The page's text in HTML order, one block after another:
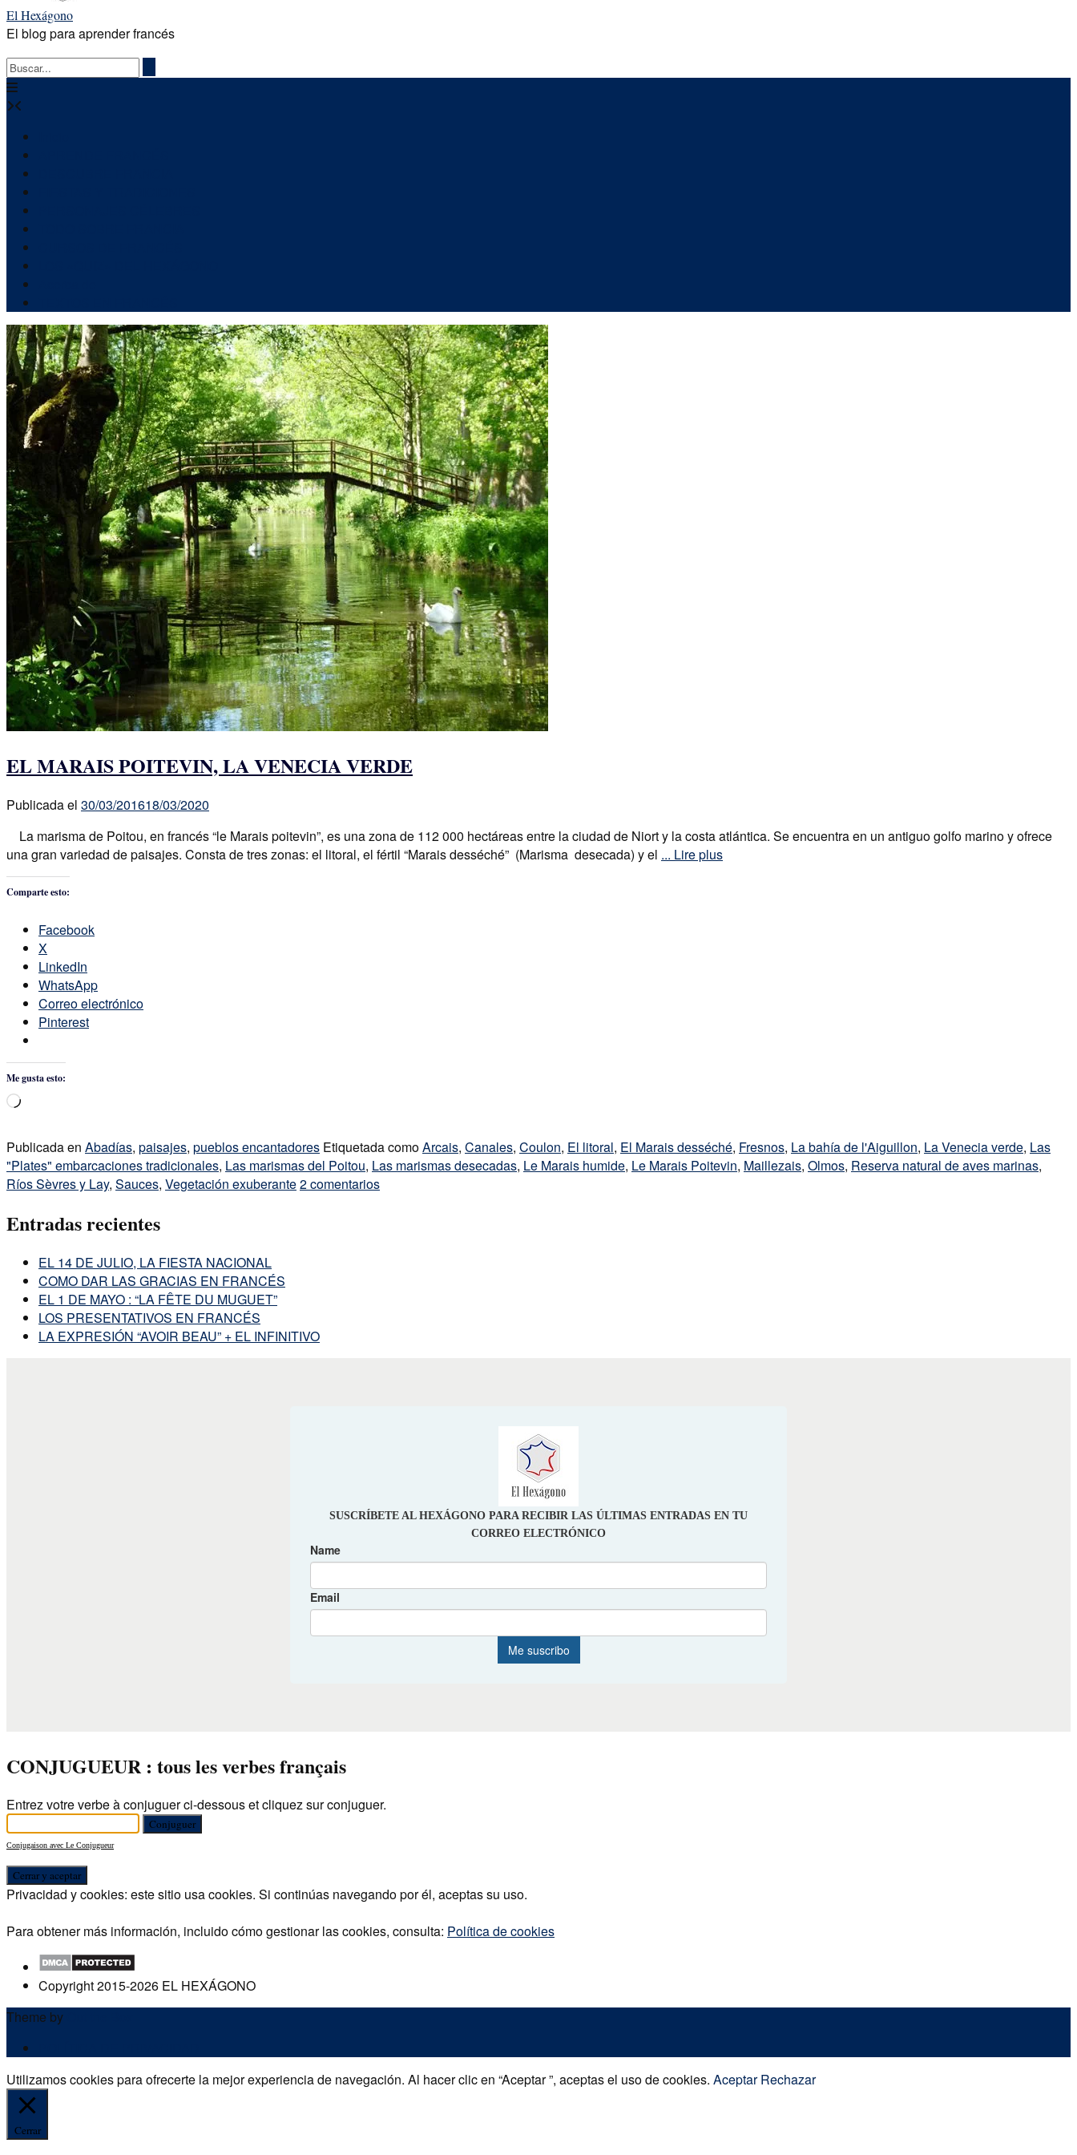
El Hexágono
El blog para aprender francés
EL MARAIS POITEVIN, LA VENECIA VERDE
Publicada el 30/03/201618/03/2020
La marisma de Poitou, en francés “le Marais poitevin”, es una zona de 112 000 hectáreas entre la ciudad de Niort y la costa atlántica. Se encuentra en un antiguo golfo marino y ofrece
una gran variedad de paisajes. Consta de tres zonas: el litoral, el fértil “Marais desséché” (Marisma desecada) y el ... Lire plus
Comparte esto:
Facebook
X
LinkedIn
WhatsApp
Correo electrónico
Pinterest
Me gusta esto:
Cargando...
Publicada en Abadías, paisajes, pueblos encantadores Etiquetada comoArcais, Canales, Coulon, El litoral, El Marais desséché, Fresnos, La bahía de l'Aiguillon, La Venecia verde, Las
"Plates" embarcaciones tradicionales, Las marismas del Poitou, Las marismas desecadas, Le Marais humide, Le Marais Poitevin, Maillezais, Olmos, Reserva natural de aves marinas,
Ríos Sèvres y Lay, Sauces, Vegetación exuberante2 comentarios
Entradas recientes
EL 14 DE JULIO, LA FIESTA NACIONAL
COMO DAR LAS GRACIAS EN FRANCÉS
EL 1 DE MAYO : “LA FÊTE DU MUGUET”
LOS PRESENTATIVOS EN FRANCÉS
LA EXPRESIÓN “AVOIR BEAU” + EL INFINITIVO
CONJUGUEUR : tous les verbes français
Entrez votre verbe à conjuguer ci-dessous et cliquez sur conjuguer.
Conjugaison avec Le Conjugueur
Privacidad y cookies: este sitio usa cookies. Si continúas navegando por él, aceptas su uso.
Para obtener más información, incluido cómo gestionar las cookies, consulta: Política de cookies
Copyright 2015-2026 EL HEXÁGONO
Theme by
Utilizamos cookies para ofrecerte la mejor experiencia de navegación. Al hacer clic en “Aceptar ”, aceptas el uso de cookies. Aceptar Rechazar
Cerrar